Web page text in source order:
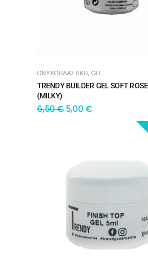
ΠΡΟΣΘΉΚΗ ΣΤΟ ΚΑΛΆΘΙ
ΟΝΥΧΟΠΛΑΣΤΙΚΗ, GEL
TRENDY BUILDER GEL SOFT ROSE
(MILKY)
6,50€5,00 €